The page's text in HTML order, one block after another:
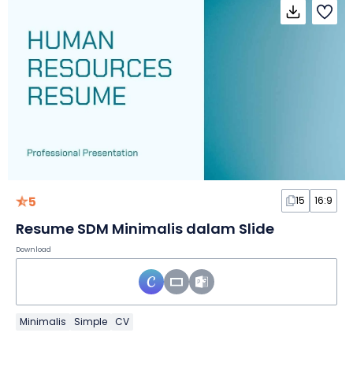
5 15 16:9
Resume SDM Minimalis dalam Slide
Download
Minimalis Simple CV